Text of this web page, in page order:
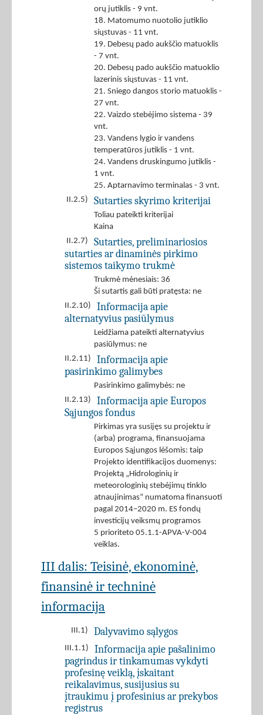
orų jutiklis - 9 vnt.
18. Matomumo nuotolio jutiklio
siųstuvas - 11 vnt.
19. Debesų pado aukščio matuoklis
- 7 vnt.
20. Debesų pado aukščio matuoklio
lazerinis siųstuvas - 11 vnt.
21. Sniego dangos storio matuoklis -
27 vnt.
22. Vaizdo stebėjimo sistema - 39
vnt.
23. Vandens lygio ir vandens
temperatūros jutiklis - 1 vnt.
24. Vandens druskingumo jutiklis -
1 vnt.
25. Aptarnavimo terminalas - 3 vnt.
II.2.5)
Sutarties skyrimo kriterijai
Toliau pateikti kriterijai
Kaina
II.2.7)
Sutarties, preliminariosios
sutarties ar dinaminės pirkimo
sistemos taikymo trukmė
Trukmė mėnesiais: 36
Ši sutartis gali būti pratęsta: ne
II.2.10)
Informacija apie
alternatyvius pasiūlymus
Leidžiama pateikti alternatyvius
pasiūlymus: ne
II.2.11)
Informacija apie
pasirinkimo galimybes
Pasirinkimo galimybės: ne
II.2.13)
Informacija apie Europos
Sąjungos fondus
Pirkimas yra susijęs su projektu ir
(arba) programa, finansuojama
Europos Sąjungos lėšomis: taip
Projekto identifikacijos duomenys:
Projektą „Hidrologinių ir
meteorologinių stebėjimų tinklo
atnaujinimas“ numatoma finansuoti
pagal 2014–2020 m. ES fondų
investicijų veiksmų programos
5 prioriteto 05.1.1-APVA-V-004
veiklas.
III dalis: Teisinė, ekonominė,
finansinė ir techninė
informacija
III.1) Dalyvavimo sąlygos
III.1.1)
Informacija apie pašalinimo
pagrindus ir tinkamumas vykdyti
profesinę veiklą, įskaitant
reikalavimus, susijusius su
įtraukimu į profesinius ar prekybos
registrus